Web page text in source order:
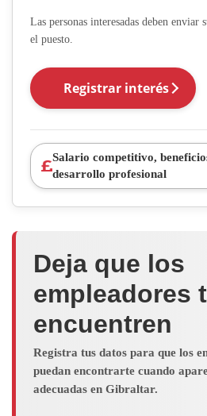
Las personas interesadas deben
el puesto.
Registrar interés
Salario competitivo,
desarrollo profesional
Deja que los
empleadores
encuentren
Registra tus datos para que los
puedan encontrarte cuando
adecuadas en Gibraltar.